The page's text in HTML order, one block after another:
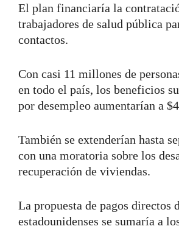
El plan financiaría la
trabajadores de salud pública
contactos.
Con casi 11 millones de
en todo el país, los beneficios
por desempleo aumentarían a
También se extenderían hasta
con una moratoria sobre los
recuperación de viviendas.
La propuesta de pagos directos
estadounidenses se sumaría a